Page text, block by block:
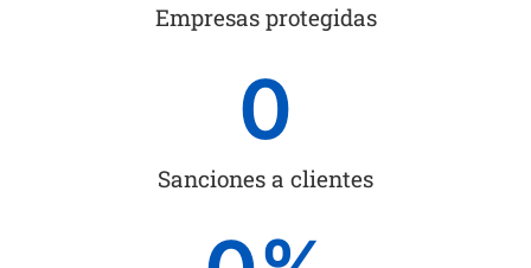
Empresas protegidas
Sanciones a clientes
0